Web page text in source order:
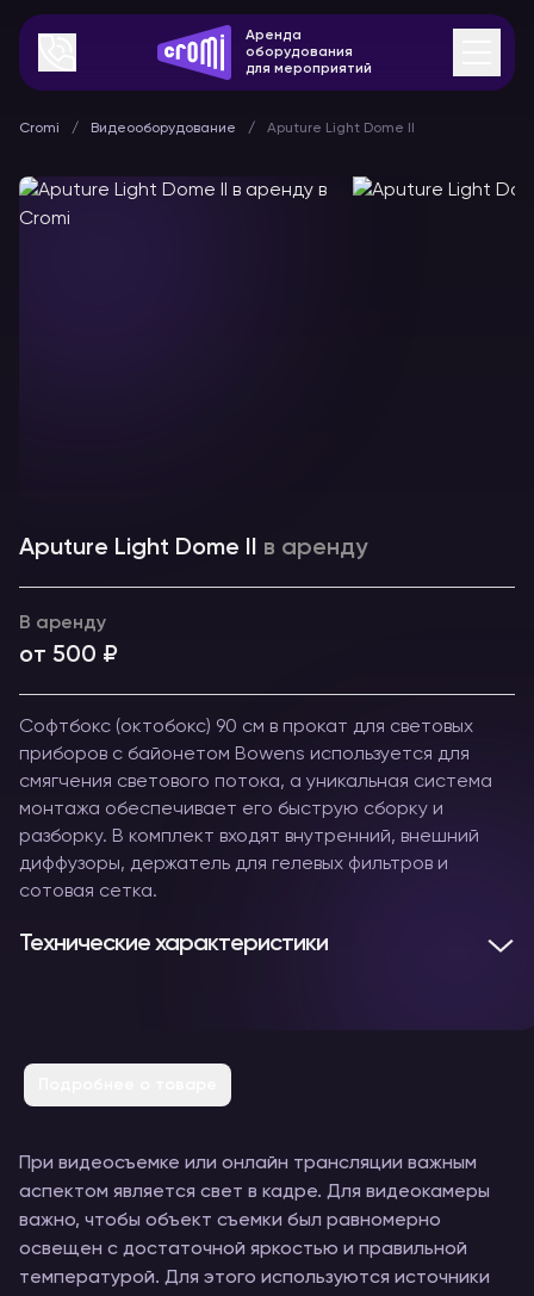
Аренда
оборудования
для мероприятий
Cromi Видеооборудование Aputure Light Dome II
Aputure Light Dome II в аренду
В аренду
от 500 ₽
Софтбокс (октобокс) 90 см в прокат для световых
приборов с байонетом Bowens используется для
смягчения светового потока, а уникальная система
монтажа обеспечивает его быструю сборку и
разборку. В комплект входят внутренний, внешний
диффузоры, держатель для гелевых фильтров и
сотовая сетка.
Технические характеристики
При видеосъемке или онлайн трансляции важным
аспектом является свет в кадре. Для видеокамеры
важно, чтобы объект съемки был равномерно
освещен с достаточной яркостью и правильной
температурой. Для этого используются источники